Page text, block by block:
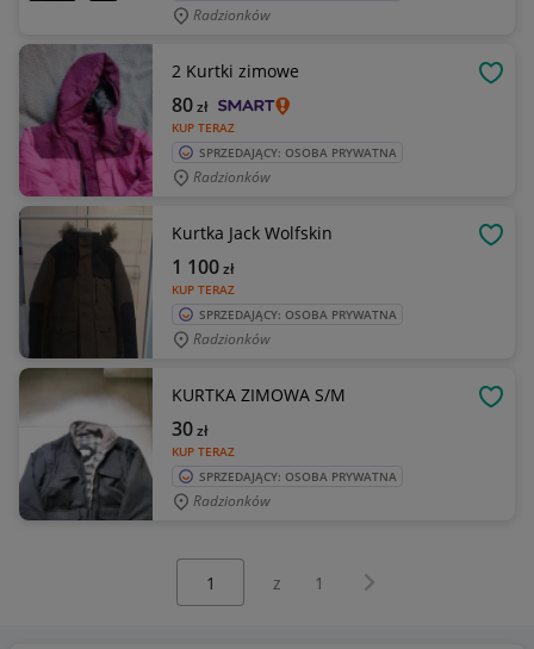
Radzionków
2 Kurtki zimowe
KUP TERAZ
80zł
SPRZEDAJĄCY: OSOBA PRYWATNA
Radzionków
Kurtka Jack Wolfskin
KUP TERAZ
1 100zł
SPRZEDAJĄCY: OSOBA PRYWATNA
Radzionków
KURTKA ZIMOWA S/M
KUP TERAZ
30zł
SPRZEDAJĄCY: OSOBA PRYWATNA
Radzionków
z 1 Następna strona